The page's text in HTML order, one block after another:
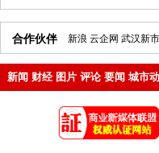
合作伙伴 新浪 云企网 武汉新
新闻 财经 图片 评论 要闻 城市